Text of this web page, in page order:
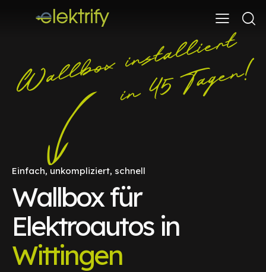
Einfach, unkompliziert, schnell
Wallbox für
Elektroautos in
Wittingen